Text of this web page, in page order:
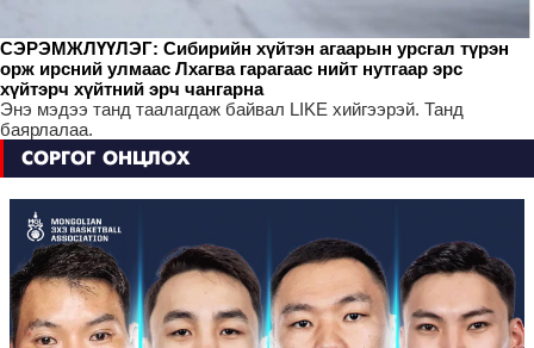
СЭРЭМЖЛҮҮЛЭГ: Сибирийн хүйтэн агаарын урсгал түрэн
орж ирсний улмаас Лхагва гарагаас нийт нутгаар эрс
хүйтэрч хүйтний эрч чангарна
Энэ мэдээ танд таалагдаж байвал LIKE хийгээрэй. Танд
баярлалаа.
СОРГОГ ОНЦЛОХ